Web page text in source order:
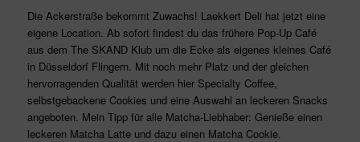
Die Ackerstraße bekommt Zuwachs! Laekkert Deli hat jetzt eine
eigene Location. Ab sofort findest du das frühere Pop-Up Café
aus dem The SKAND Klub um die Ecke als eigenes kleines Café
in Düsseldorf Flingern. Mit noch mehr Platz und der gleichen
hervorragenden Qualität werden hier Specialty Coffee,
selbstgebackene Cookies und eine Auswahl an leckeren Snacks
angeboten. Mein Tipp für alle Matcha-Liebhaber: Genieße einen
leckeren Matcha Latte und dazu einen Matcha Cookie.